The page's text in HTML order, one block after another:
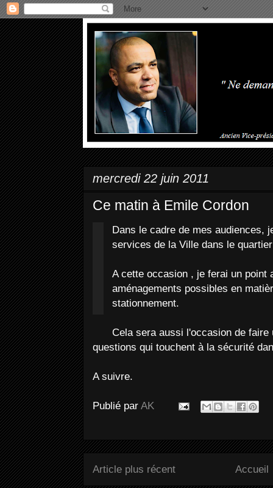
mercredi 22 juin 2011
Ce matin à Emile Cordon
Dans le cadre de mes audiences,
services de la Ville dans le
A cette occasion , je ferai un point
aménagements possibles en
stationnement.
Cela sera aussi l'occasion de faire
questions qui touchent à la sécurité
A suivre.
Publié par AK
Article plus récent Accueil